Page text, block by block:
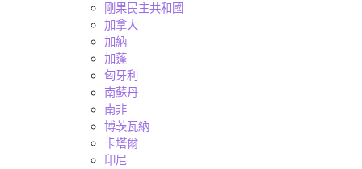
剛果民主共和國
加拿大
加納
加蓬
匈牙利
南蘇丹
南非
博茨瓦納
卡塔爾
印尼